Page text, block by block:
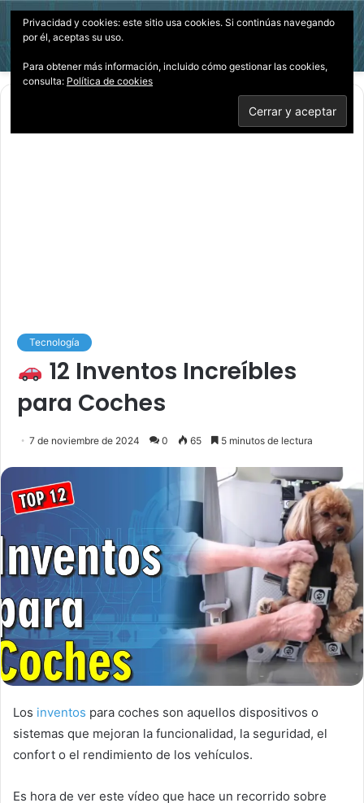
Menú
Tecnología
12 Inventos Increíbles
para Coches
7 de noviembre de 2024 0 65 5 minutos de lectura
Los inventos para coches son aquellos dispositivos o
sistemas que mejoran la funcionalidad, la seguridad, el
confort o el rendimiento de los vehículos.
Es hora de ver este vídeo que hace un recorrido sobre
Privacidad y cookies: este sitio usa cookies. Si continúas navegando
por él, aceptas su uso.
Para obtener más información, incluido cómo gestionar las cookies,
consulta: Política de cookies